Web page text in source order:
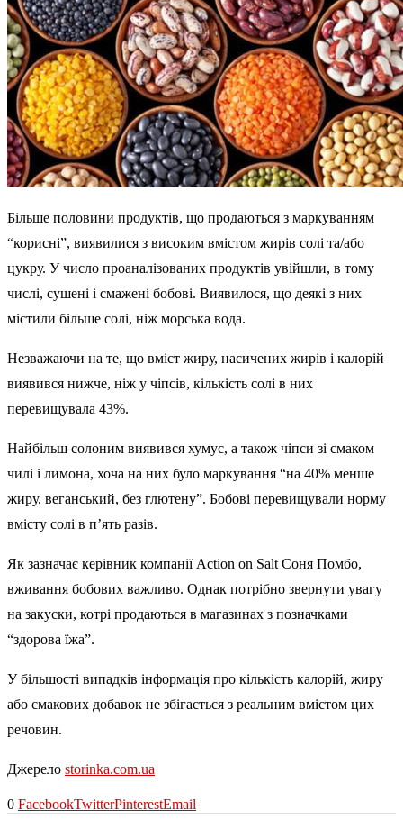
Більше половини продуктів, що продаються з маркуванням
“корисні”, виявилися з високим вмістом жирів солі та/або
цукру. У число проаналізованих продуктів увійшли, в тому
числі, сушені і смажені бобові. Виявилося, що деякі з них
містили більше солі, ніж морська вода.
Незважаючи на те, що вміст жиру, насичених жирів і калорій
виявився нижче, ніж у чіпсів, кількість солі в них
перевищувала 43%.
Найбільш солоним виявився хумус, а також чіпси зі смаком
чилі і лимона, хоча на них було маркування “на 40% менше
жиру, веганський, без глютену”. Бобові перевищували норму
вмісту солі в п’ять разів.
Як зазначає керівник компанії Action on Salt Соня Помбо,
вживання бобових важливо. Однак потрібно звернути увагу
на закуски, котрі продаються в магазинах з позначками
“здорова їжа”.
У більшості випадків інформація про кількість калорій, жиру
або смакових добавок не збігається з реальним вмістом цих
речовин.
Джерело storinka.com.ua
0 FacebookTwitterPinterestEmail